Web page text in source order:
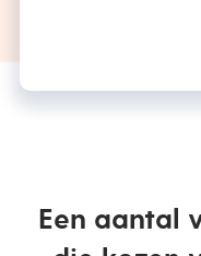
Een aantal